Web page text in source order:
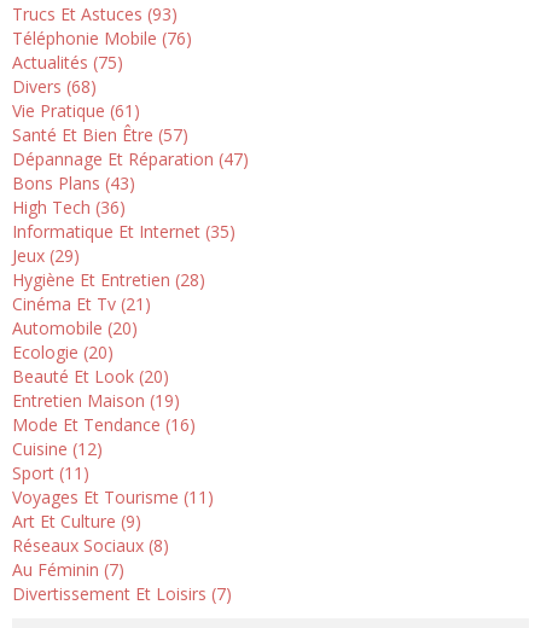
Trucs Et Astuces (93)
Téléphonie Mobile (76)
Actualités (75)
Divers (68)
Vie Pratique (61)
Santé Et Bien Être (57)
Dépannage Et Réparation (47)
Bons Plans (43)
High Tech (36)
Informatique Et Internet (35)
Jeux (29)
Hygiène Et Entretien (28)
Cinéma Et Tv (21)
Automobile (20)
Ecologie (20)
Beauté Et Look (20)
Entretien Maison (19)
Mode Et Tendance (16)
Cuisine (12)
Sport (11)
Voyages Et Tourisme (11)
Art Et Culture (9)
Réseaux Sociaux (8)
Au Féminin (7)
Divertissement Et Loisirs (7)